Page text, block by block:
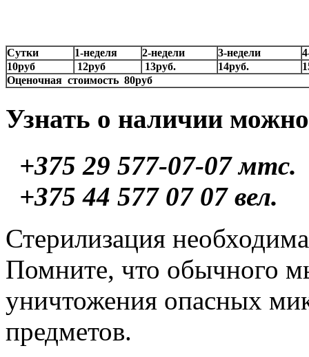
Сутки 1-неделя 2-недели 3-недели
10руб
12руб 13руб. 14руб.
Оценочная стоимость 80руб
Узнать о наличии
+375 29 577-07-07 мтс.
+375 44 577 07 07 вел.
Стерилизация
Помните, что обычного
уничтожения опасных
предметов.